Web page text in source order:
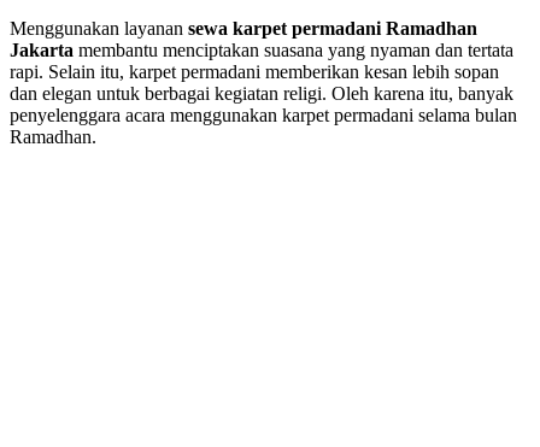
Menggunakan layanan sewa karpet permadani Ramadhan
Jakarta membantu menciptakan suasana yang nyaman dan tertata
rapi. Selain itu, karpet permadani memberikan kesan lebih sopan
dan elegan untuk berbagai kegiatan religi. Oleh karena itu, banyak
penyelenggara acara menggunakan karpet permadani selama bulan
Ramadhan.